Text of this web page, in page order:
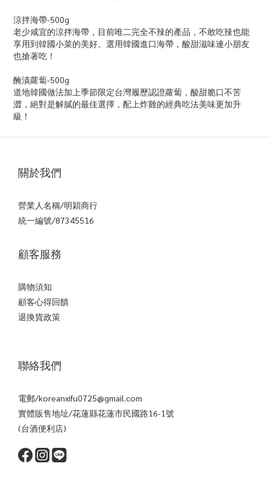
涼拌海帶-500g
老少咸宜的涼拌海帶，目前唯二完全不辣的產品，不敢吃辣也能
享用到韓國小菜的美好。選用韓國進口海帶，酸甜滋味連小朋友
也搶著吃！
醃漬蘿蔔-500g
道地韓國做法加上季節限定台灣履歷認證蘿蔔，酸甜脆口不苦
澀，絕對是解膩的最佳選擇，配上炸雞的經典吃法美味更加升
級！
關於我們
營業人名稱/明穎商行
統一編號/87345516
顧客服務
購物須知
顧客心得回饋
退換貨政策
聯絡我們
電郵/koreanxifu0725@gmail.com
實體販售地址/花蓮縣花蓮市民國路16-1號
(台酒便利店)